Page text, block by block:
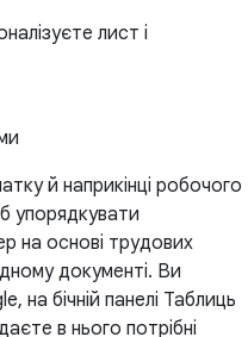
лист і
й наприкінці робочого
упорядкувати
на основі трудових
документі. Ви
на бічній панелі Таблиць
в нього потрібні